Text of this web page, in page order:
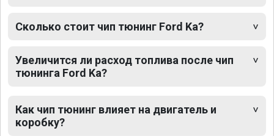
Сколько стоит чип тюнинг Ford Ka?
Увеличится ли расход топлива после чип
тюнинга Ford Ka?
Как чип тюнинг влияет на двигатель и
коробку?